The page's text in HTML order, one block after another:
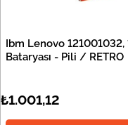
Ibm Lenovo
Bataryası - Pili / RETRO
₺1.001,12